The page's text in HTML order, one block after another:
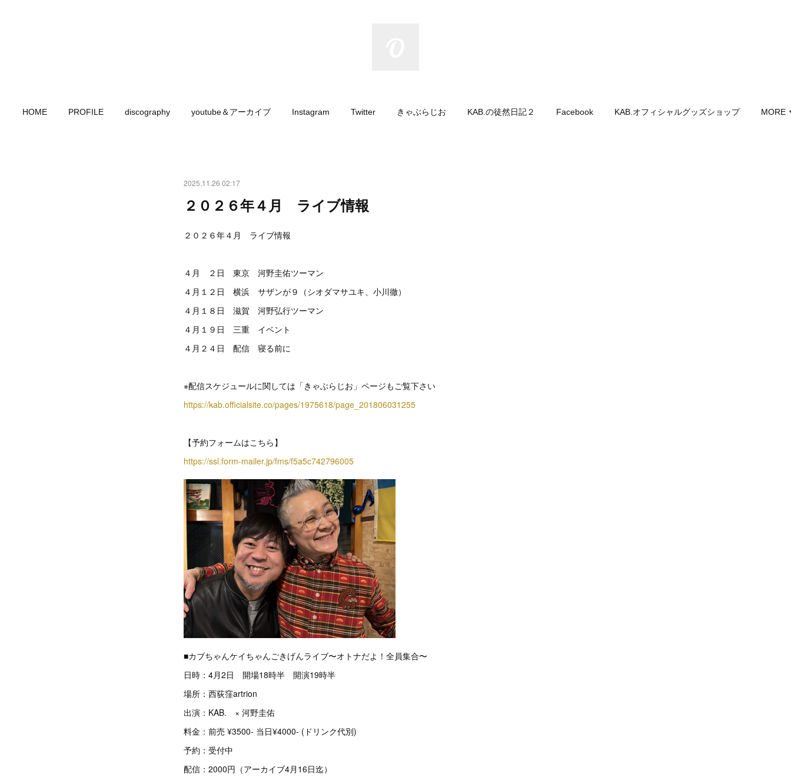
HOME PROFILE discography youtube＆アーカイブ Instagram Twitter きゃぶらじお KAB.の徒然日記２ Facebook KAB.オフィシャルグッズショップ MORE
2025.11.26 02:17
２０２６年４月 ライブ情報
２０２６年４月 ライブ情報
４月 ２日 東京 河野圭佑ツーマン
４月１２日 横浜 サザンが９（シオダマサユキ、小川徹）
４月１８日 滋賀 河野弘行ツーマン
４月１９日 三重 イベント
４月２４日 配信 寝る前に
※配信スケジュールに関しては「きゃぶらじお」ページもご覧下さい
https://kab.officialsite.co/pages/1975618/page_201806031255
【予約フォームはこちら】
https://ssl.form-mailer.jp/fms/f5a5c742796005
■カブちゃんケイちゃんごきげんライブ〜オトナだよ！全員集合〜
日時：4月2日 開場18時半 開演19時半
場所：西荻窪artrion
出演：KAB. × 河野圭佑
料金：前売 ¥3500- 当日¥4000- (ドリンク代別)
予約：受付中
配信：2000円（アーカイブ4月16日迄）